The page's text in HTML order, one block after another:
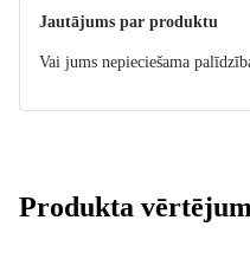
Jautājums par produktu
Vai jums nepieciešama
Produkta